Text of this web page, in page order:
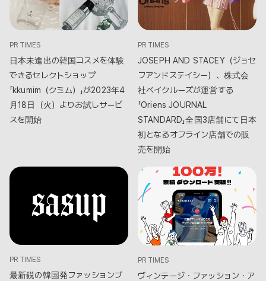
PR TIMES
日本未進出の韓国コスメを体験
できるセレクトショップ
「kkumim（クミム）」が2023年4
月18日（火）よりお試しサービ
スを開始
PR TIMES
JOSEPH AND STACEY（ジョセ
フアンドステイシー）、株式会
社ベイクルーズが運営する
「Oriens JOURNAL
STANDARD」全国3店舗にて日本
初となるオフライン店舗での販
売を開始
PR TIMES
最新鋭の韓国発ファッションブ
PR TIMES
ヴィンテージ・ファッション・ア